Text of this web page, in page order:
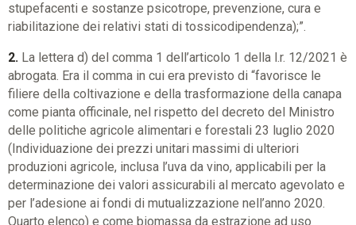
stupefacenti e sostanze psicotrope, prevenzione, cura e
riabilitazione dei relativi stati di tossicodipendenza);”.
2. La lettera d) del comma 1 dell’articolo 1 della l.r. 12/2021 è
abrogata. Era il comma in cui era previsto di “favorisce le
filiere della coltivazione e della trasformazione della canapa
come pianta officinale, nel rispetto del decreto del Ministro
delle politiche agricole alimentari e forestali 23 luglio 2020
(Individuazione dei prezzi unitari massimi di ulteriori
produzioni agricole, inclusa l’uva da vino, applicabili per la
determinazione dei valori assicurabili al mercato agevolato e
per l’adesione ai fondi di mutualizzazione nell’anno 2020.
Quarto elenco) e come biomassa da estrazione ad uso